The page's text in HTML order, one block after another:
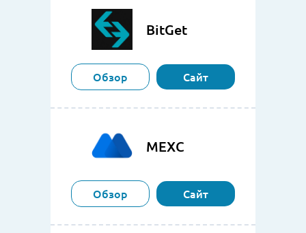
BitGet
Обзор Сайт
MEXC
Обзор Сайт